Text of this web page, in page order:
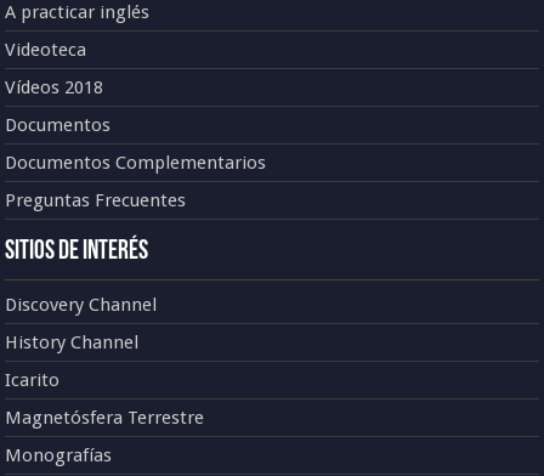
A practicar inglés
Videoteca
Vídeos 2018
Documentos
Documentos Complementarios
Preguntas Frecuentes
Sitios de Interés
Discovery Channel
History Channel
Icarito
Magnetósfera Terrestre
Monografías